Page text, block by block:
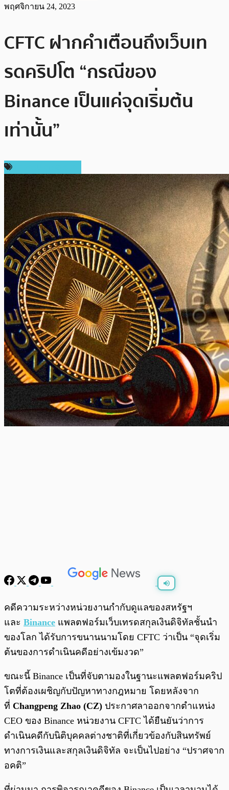
พฤศจิกายน 24, 2023
CFTC ฝากคำเตือนถึงเว็บเท
รดคริปโต “กรณีของ
Binance เป็นแค่จุดเริ่มต้น
เท่านั้น”
0:00
คดีความระหว่างหน่วยงานกำกับดูแลของสหรัฐฯ
และ Binance แพลตฟอร์มเว็บเทรดสกุลเงินดิจิทัลชั้นนำ
ของโลก ได้รับการขนานนามโดย CFTC ว่าเป็น “จุดเริ่ม
ต้นของการดำเนินคดีอย่างเข้มงวด”
ขณะนี้ Binance เป็นที่จับตามองในฐานะแพลตฟอร์มคริป
โตที่ต้องเผชิญกับปัญหาทางกฎหมาย โดยหลังจาก
ที่ Changpeng Zhao (CZ) ประกาศลาออกจากตำแหน่ง
CEO ของ Binance หน่วยงาน CFTC ได้ยืนยันว่าการ
ดำเนินคดีกับนิติบุคคลต่างชาติที่เกี่ยวข้องกับสินทรัพย์
ทางการเงินและสกุลเงินดิจิทัล จะเป็นไปอย่าง “ปราศจาก
อคติ”